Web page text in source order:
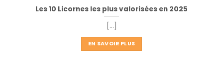
Les 10 Licornes les plus valorisées en 2025
[...]
EN SAVOIR PLUS